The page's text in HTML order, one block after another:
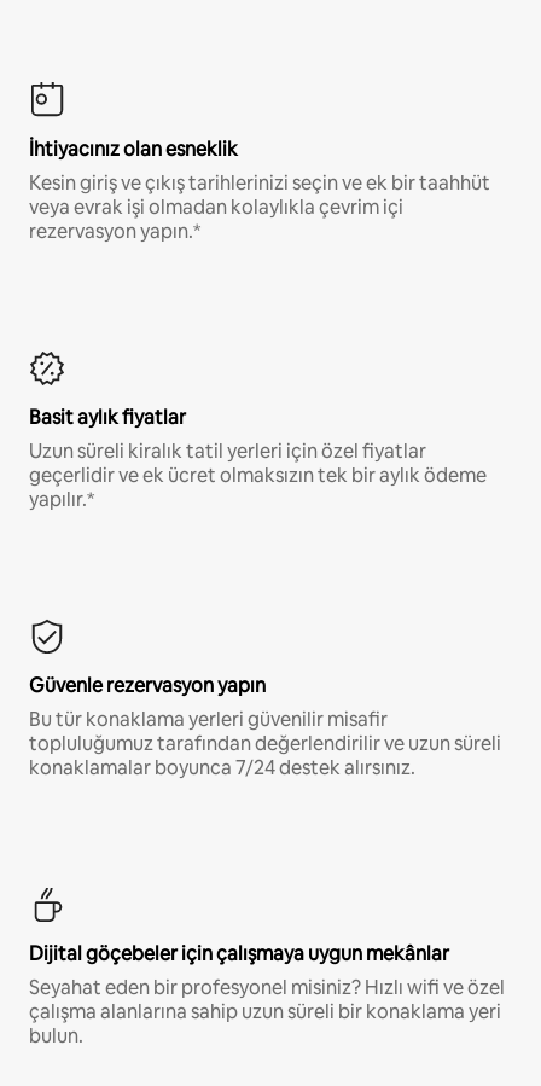
İhtiyacınız olan esneklik
Kesin giriş ve çıkış tarihlerinizi seçin ve ek bir taahhüt
veya evrak işi olmadan kolaylıkla çevrim içi
rezervasyon yapın.*
Basit aylık fiyatlar
Uzun süreli kiralık tatil yerleri için özel fiyatlar
geçerlidir ve ek ücret olmaksızın tek bir aylık ödeme
yapılır.*
Güvenle rezervasyon yapın
Bu tür konaklama yerleri güvenilir misafir
topluluğumuz tarafından değerlendirilir ve uzun süreli
konaklamalar boyunca 7/24 destek alırsınız.
Dijital göçebeler için çalışmaya uygun mekânlar
Seyahat eden bir profesyonel misiniz? Hızlı wifi ve özel
çalışma alanlarına sahip uzun süreli bir konaklama yeri
bulun.